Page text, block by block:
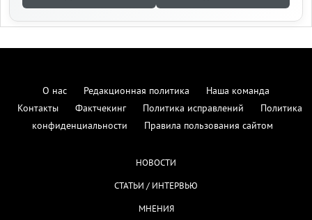
О нас Редакционная политика
Наша команда
Контакты
Фактчекинг Политика исправлений
Политика
конфиденциальности
Правила пользования сайтом
НОВОСТИ
СТАТЬИ / ИНТЕРВЬЮ
МНЕНИЯ